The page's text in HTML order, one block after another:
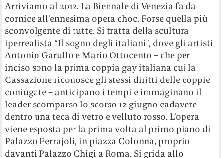
Arriviamo al 2012. La Biennale di Venezia fa da
cornice all’ennesima opera choc. Forse quella più
sconvolgente di tutte. Si tratta della scultura
iperrealista “Il sogno degli italiani”, dove gli artisti
Antonio Garullo e Mario Ottocento – che per
inciso sono la prima coppia gay italiana cui la
Cassazione riconosce gli stessi diritti delle coppie
coniugate – anticipano i tempi e immaginano il
leader scomparso lo scorso 12 giugno cadavere
dentro una teca di vetro e velluto rosso. L’opera
viene esposta per la prima volta al primo piano di
Palazzo Ferrajoli, in piazza Colonna, proprio
davanti Palazzo Chigi a Roma. Si grida allo